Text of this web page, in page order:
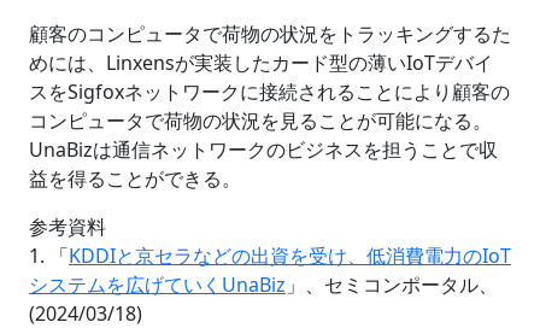
顧客のコンピュータで荷物の状況をトラッキングするた
めには、Linxensが実装したカード型の薄いIoTデバイ
スをSigfoxネットワークに接続されることにより顧客の
コンピュータで荷物の状況を見ることが可能になる。
UnaBizは通信ネットワークのビジネスを担うことで収
益を得ることができる。
参考資料
1. 「KDDIと京セラなどの出資を受け、低消費電力のIoT
システムを広げていくUnaBiz 」、セミコンポータル、
(2024/03/18)